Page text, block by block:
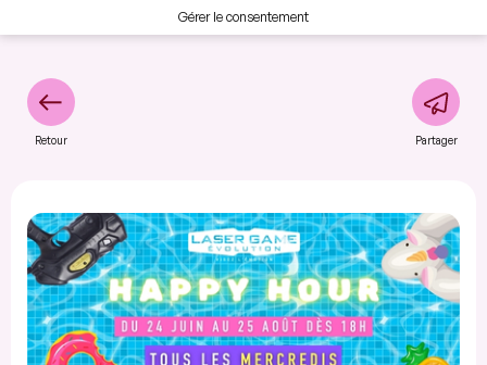
Gérer le consentement
Retour Partager